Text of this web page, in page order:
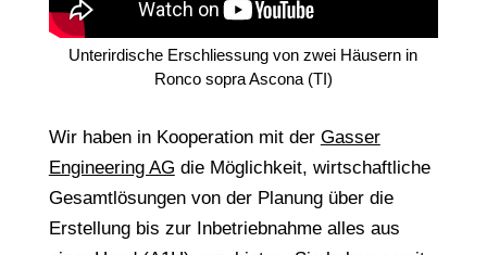
Unterirdische Erschliessung von zwei Häusern in
Ronco sopra Ascona (TI)
Wir haben in Kooperation mit der Gasser
Engineering AG die Möglichkeit, wirtschaftliche
Gesamtlösungen von der Planung über die
Erstellung bis zur Inbetriebnahme alles aus